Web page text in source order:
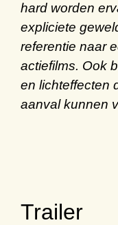
hard worden
expliciete
referentie naar
actiefilms. Ook
en lichteffecten
aanval kunnen
Trailer